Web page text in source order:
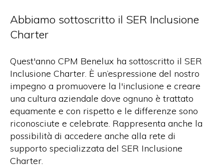
Abbiamo sottoscritto il SER Inclusione
Charter
Quest'anno CPM Benelux ha sottoscritto il SER
Inclusione Charter. È un’espressione del nostro
impegno a promuovere la l'inclusione e creare
una cultura aziendale dove ognuno è trattato
equamente e con rispetto e le differenze sono
riconosciute e celebrate. Rappresenta anche la
possibilità di accedere anche alla rete di
supporto specializzata del SER Inclusione
Charter.